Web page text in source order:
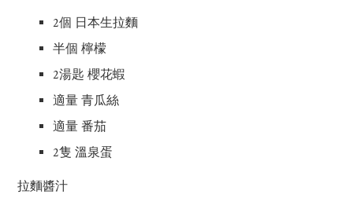
2個 日本生拉麵
半個 檸檬
2湯匙 櫻花蝦
適量 青瓜絲
適量 番茄
2隻 溫泉蛋
拉麵醬汁